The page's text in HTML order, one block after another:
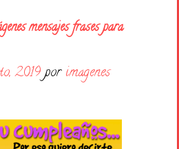
mensajes frases para
2019 por imagenes